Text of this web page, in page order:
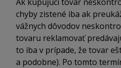
chyby zistené iba ak
vážnych dôvodov
tovaru reklamovať
to iba v prípade, že tovar
a podobne). Po tomto